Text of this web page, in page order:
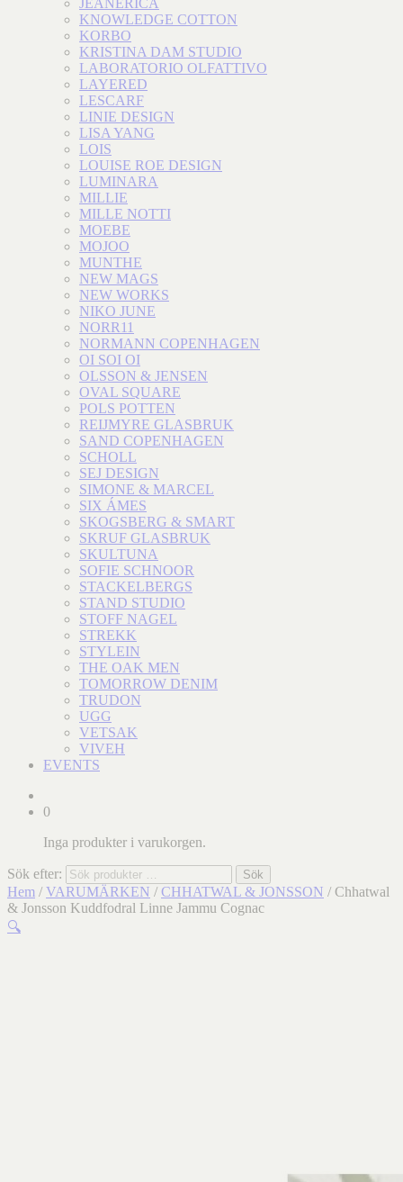
JEANERICA
KNOWLEDGE COTTON
KORBO
KRISTINA DAM STUDIO
LABORATORIO OLFATTIVO
LAYERED
LESCARF
LINIE DESIGN
LISA YANG
LOIS
LOUISE ROE DESIGN
LUMINARA
MILLIE
MILLE NOTTI
MOEBE
MOJOO
MUNTHE
NEW MAGS
NEW WORKS
NIKO JUNE
NORR11
NORMANN COPENHAGEN
OI SOI OI
OLSSON & JENSEN
OVAL SQUARE
POLS POTTEN
REIJMYRE GLASBRUK
SAND COPENHAGEN
SCHOLL
SEJ DESIGN
SIMONE & MARCEL
SIX ÁMES
SKOGSBERG & SMART
SKRUF GLASBRUK
SKULTUNA
SOFIE SCHNOOR
STACKELBERGS
STAND STUDIO
STOFF NAGEL
STREKK
STYLEIN
THE OAK MEN
TOMORROW DENIM
TRUDON
UGG
VETSAK
VIVEH
EVENTS
0
Inga produkter i varukorgen.
Sök efter: Sök
Hem / VARUMÄRKEN / CHHATWAL & JONSSON / Chhatwal
& Jonsson Kuddfodral Linne Jammu Cognac
🔍